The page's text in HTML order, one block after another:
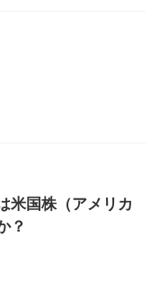
米国株（アメリカ
？